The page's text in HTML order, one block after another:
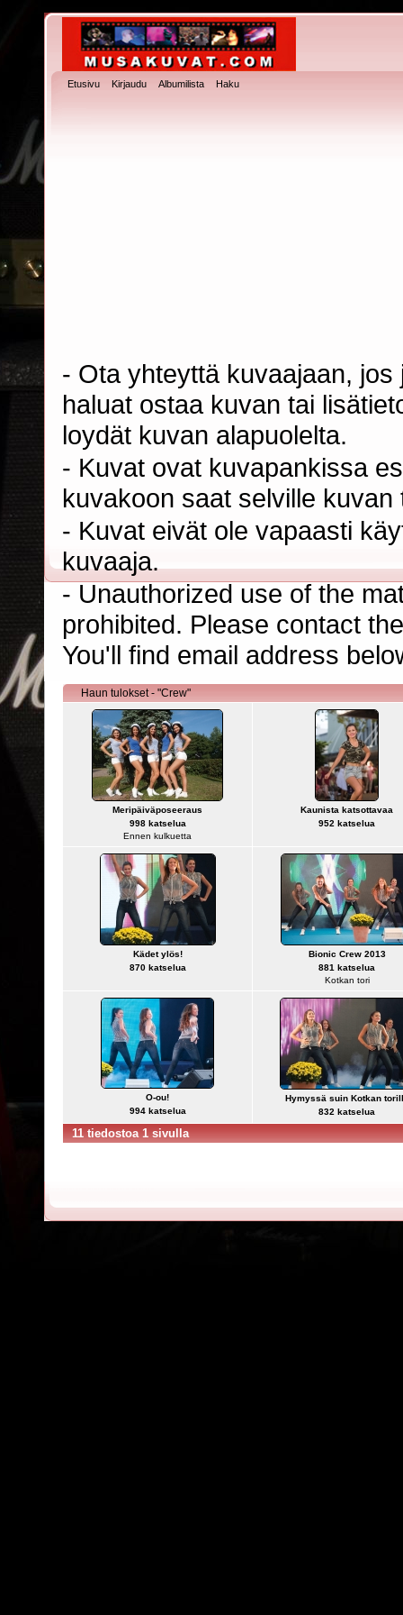
Etusivu Kirjaudu Albumilista Haku
- Ota yhteyttä kuvaajaan,
haluat ostaa kuvan tai
loydät kuvan alapuolelta.
- Kuvat ovat kuvapankissa
kuvakoon saat selville
- Kuvat eivät ole vapaasti
kuvaaja.
- Unauthorized use of the
prohibited. Please contact
You'll find email address
Haun tulokset - "Crew"
Meripäiväposeeraus
998 katselua
Ennen kulkuetta
Kaunista katsottavaa
952 katselua
Kädet ylös!
870 katselua
Bionic Crew 2013
881 katselua
Kotkan tori
O-ou!
994 katselua
Hymyssä suin Kotkan
832 katselua
11 tiedostoa 1 sivulla